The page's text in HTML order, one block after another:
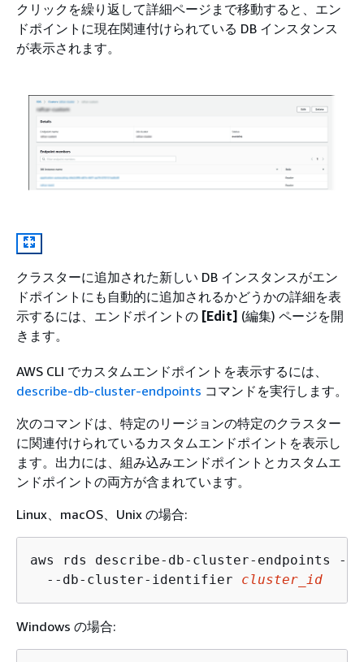
クリックを繰り返して詳細ページまで移動すると、エン
ドポイントに現在関連付けられている DB インスタンス
が表示されます。
クラスターに追加された新しい DB インスタンスがエン
ドポイントにも自動的に追加されるかどうかの詳細を表
示するには、エンドポイントの [Edit] (編集) ページを開
きます。
AWS CLI でカスタムエンドポイントを表示するには、
describe-db-cluster-endpoints コマンドを実行します。
次のコマンドは、特定のリージョンの特定のクラスター
に関連付けられているカスタムエンドポイントを表示し
ます。出力には、組み込みエンドポイントとカスタムエ
ンドポイントの両方が含まれています。
Linux、macOS、Unix の場合:
aws rds describe-db-cluster-endpoints
  --db-cluster-identifier
cluster_id
Windows の場合: